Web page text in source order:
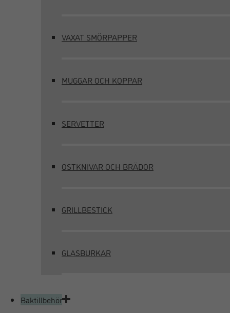
VAXAT SMÖRPAPPER
MUGGAR OCH KOPPAR
SERVETTER
OSTKNIVAR OCH BRÄDOR
GRILLBESTICK
GLASBURKAR
Baktillbehör